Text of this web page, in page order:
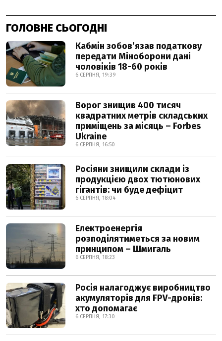
ГОЛОВНЕ СЬОГОДНІ
Кабмін зобовʼязав податкову
передати Міноборони дані
чоловіків 18-60 років
6 СЕРПНЯ, 19:39
Ворог знищив 400 тисяч
квадратних метрів складських
приміщень за місяць – Forbes
Ukraine
6 СЕРПНЯ, 16:50
Росіяни знищили склади із
продукцією двох тютюнових
гігантів: чи буде дефіцит
6 СЕРПНЯ, 18:04
Електроенергія
розподілятиметься за новим
принципом – Шмигаль
6 СЕРПНЯ, 18:23
Росія налагоджує виробництво
акумуляторів для FPV-дронів:
хто допомагає
6 СЕРПНЯ, 17:30